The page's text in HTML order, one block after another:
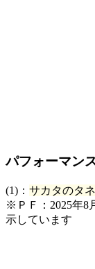
パフォーマン
(1)： サカタのタネ
※ＰＦ：2025年8
示しています